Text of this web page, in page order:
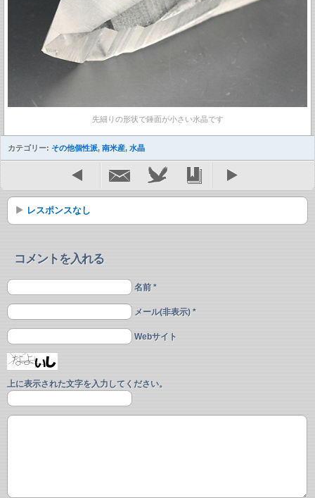
先細りの形状で錘面が小さい水晶です
カテゴリー: その他個性派, 南米産, 水晶
レスポンスなし
コメントを入れる
名前 *
メール(非表示) *
Webサイト
上に表示された文字を入力してください。